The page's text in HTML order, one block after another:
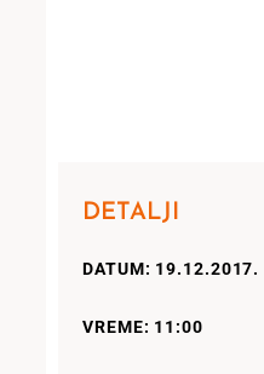
DETALJI
DATUM: 19.12.2017.
VREME: 11:00